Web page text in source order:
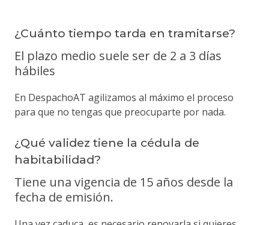
¿Cuánto tiempo tarda en tramitarse?
El plazo medio suele ser de 2 a 3 días
hábiles
En DespachoAT agilizamos al máximo el proceso
para que no tengas que preocuparte por nada.
¿Qué validez tiene la cédula de
habitabilidad?
Tiene una vigencia de 15 años desde la
fecha de emisión.